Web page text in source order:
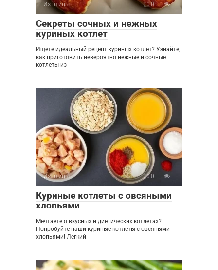
Из птицы 0
Секреты сочных и нежных
куриных котлет
Ищете идеальный рецепт куриных котлет? Узнайте,
как приготовить невероятно нежные и сочные
котлеты из
Из птицы 0
Куриные котлеты с овсяными
хлопьями
Мечтаете о вкусных и диетических котлетах?
Попробуйте наши куриные котлеты с овсяными
хлопьями! Легкий